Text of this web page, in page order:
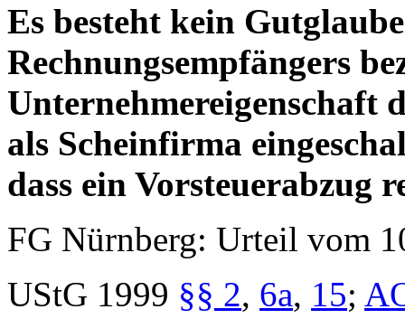
Es besteht kein
Rechnungsempfängers
Unternehmereigenschaft
als Scheinfirma
dass ein Vorsteuerabzug
FG Nürnberg: Urteil vom
UStG 1999 §§ 2, 6a, 15;